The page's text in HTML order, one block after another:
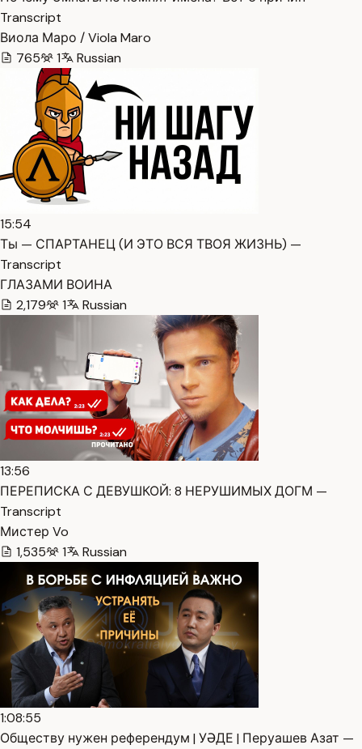
Transcript
Виола Маро / Viola Maro
765
1 Russian
15:54
Ты — СПАРТАНЕЦ (И ЭТО ВСЯ ТВОЯ ЖИЗНЬ) —
Transcript
ГЛАЗАМИ ВОИНА
2,179
1 Russian
13:56
ПЕРЕПИСКА С ДЕВУШКОЙ: 8 НЕРУШИМЫХ ДОГМ —
Transcript
Мистер Vo
1,535
1 Russian
1:08:55
Обществу нужен референдум | УӘДЕ | Перуашев Азат —